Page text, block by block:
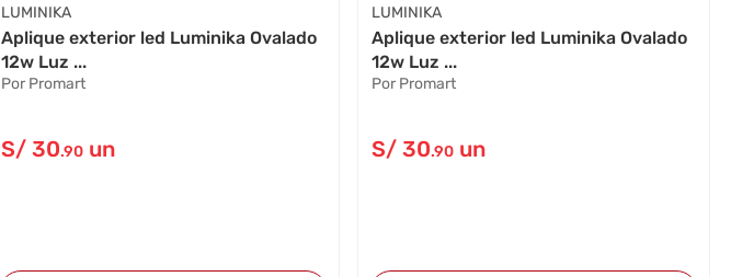
LUMINIKA
Aplique exterior led Luminika Ovalado
12w Luz ...
Por Promart
S/30.90 un
LUMINIKA
Aplique exterior led Luminika Ovalado
12w Luz ...
Por Promart
S/ 30.90 un